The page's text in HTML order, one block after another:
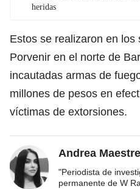
heridas
Estos se realizaron en
Porvenir en el norte de
incautadas armas de
millones de pesos en
víctimas de extorsiones.
Andrea Maestre
"Periodista de
permanente de W